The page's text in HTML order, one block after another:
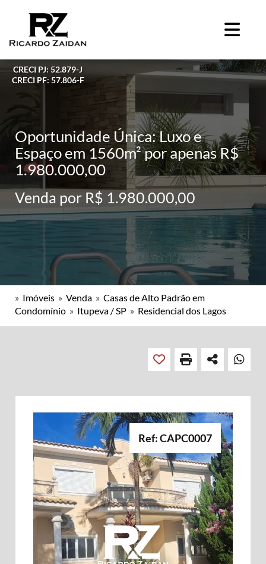
CRECI PJ: 52.879-J
CRECI PF: 57.806-F
Oportunidade Única: Luxo e
Espaço em 1560m² por apenas R$
1.980.000,00
Venda por R$ 1.980.000,00
» Imóveis » Venda » Casas de Alto Padrão em
Condomínio » Itupeva / SP » Residencial dos Lagos
Ref: CAPC0007